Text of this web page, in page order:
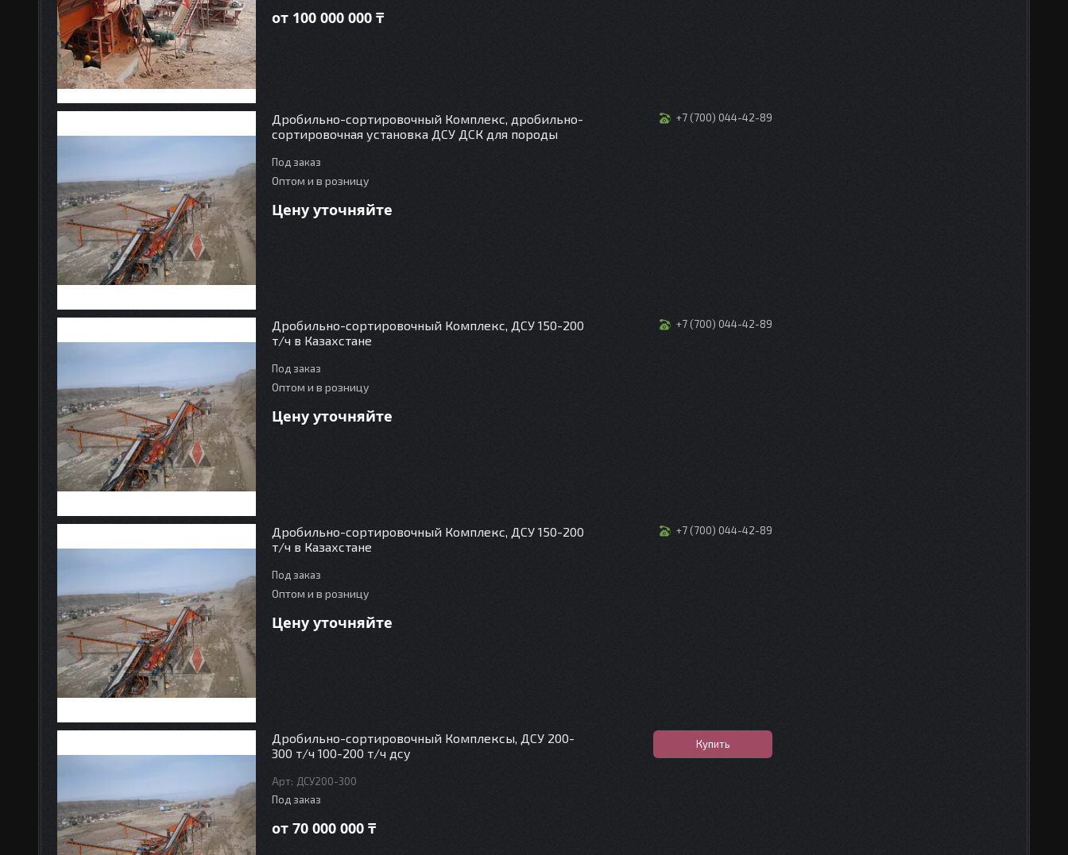
от 100 000 000 ₸
Дробильно-сортировочный Комплекс, дробильно-
сортировочная установка ДСУ ДСК для породы
Под заказ
Оптом и в розницу
Цену уточняйте
+7 (700) 044-42-89
Дробильно-сортировочный Комплекс, ДСУ 150-200
т/ч в Казахстане
Под заказ
Оптом и в розницу
Цену уточняйте
+7 (700) 044-42-89
Дробильно-сортировочный Комплекс, ДСУ 150-200
т/ч в Казахстане
Под заказ
Оптом и в розницу
Цену уточняйте
+7 (700) 044-42-89
Дробильно-сортировочный Комплексы, ДСУ 200-
300 т/ч 100-200 т/ч дсу
ДСУ200-300
Под заказ
от 70 000 000 ₸
Купить